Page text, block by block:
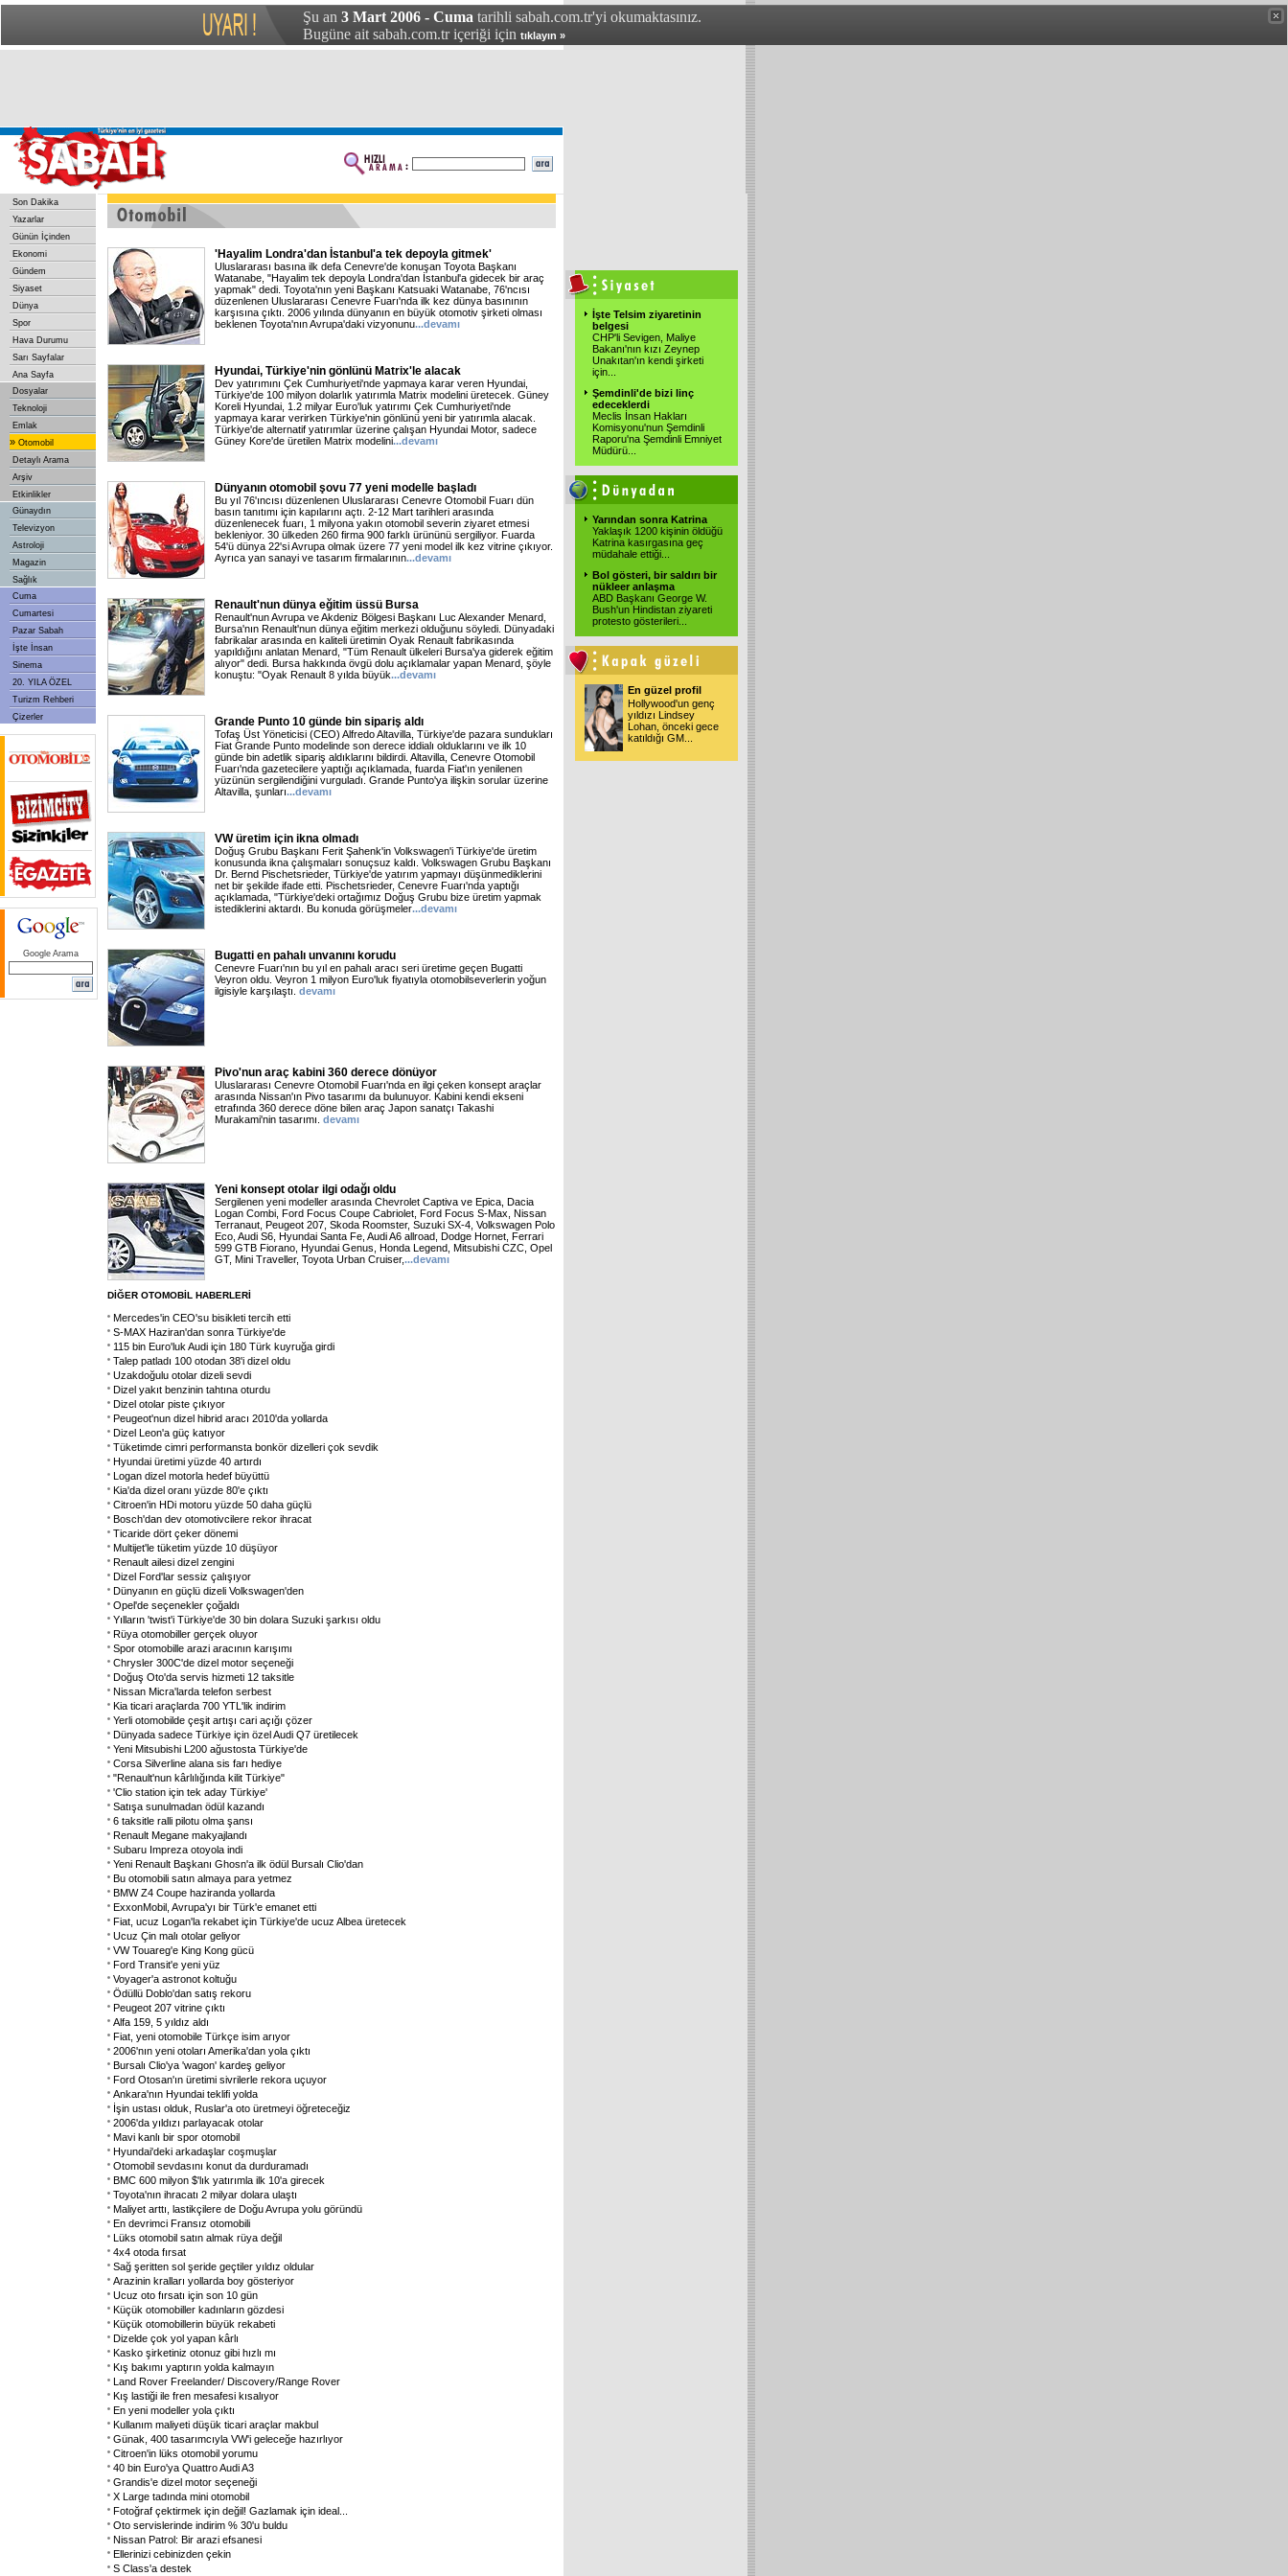
Şu an 3 Mart 2006 - Cuma tarihli sabah.com.tr'yi okumaktasınız.
Bugüne ait sabah.com.tr içeriği için tıklayın »
Son Dakika
Yazarlar
Günün İçinden
Ekonomi
Gündem
Siyaset
Dünya
Spor
Hava Durumu
Sarı Sayfalar
Ana Sayfa
Dosyalar
Teknoloji
Emlak
» Otomobil
Detaylı Arama
Arşiv
Etkinlikler
Günaydın
Televizyon
Astroloji
Magazin
Sağlık
Cuma
Cumartesi
Pazar Sabah
İşte İnsan
Sinema
20. YILA ÖZEL
Turizm Rehberi
Çizerler
Google Arama
'Hayalim Londra'dan İstanbul'a tek depoyla gitmek'
Uluslararası basına ilk defa Cenevre'de konuşan Toyota Başkanı
Watanabe, "Hayalim tek depoyla Londra'dan İstanbul'a gidecek bir araç
yapmak" dedi. Toyota'nın yeni Başkanı Katsuaki Watanabe, 76'ncısı
düzenlenen Uluslararası Cenevre Fuarı'nda ilk kez dünya basınının
karşısına çıktı. 2006 yılında dünyanın en büyük otomotiv şirketi olması
beklenen Toyota'nın Avrupa'daki vizyonunu...devamı
Hyundai, Türkiye'nin gönlünü Matrix'le alacak
Dev yatırımını Çek Cumhuriyeti'nde yapmaya karar veren Hyundai,
Türkiye'de 100 milyon dolarlık yatırımla Matrix modelini üretecek. Güney
Koreli Hyundai, 1.2 milyar Euro'luk yatırımı Çek Cumhuriyeti'nde
yapmaya karar verirken Türkiye'nin gönlünü yeni bir yatırımla alacak.
Türkiye'de alternatif yatırımlar üzerine çalışan Hyundai Motor, sadece
Güney Kore'de üretilen Matrix modelini...devamı
Dünyanın otomobil şovu 77 yeni modelle başladı
Bu yıl 76'ıncısı düzenlenen Uluslararası Cenevre Otomobil Fuarı dün
basın tanıtımı için kapılarını açtı. 2-12 Mart tarihleri arasında
düzenlenecek fuarı, 1 milyona yakın otomobil severin ziyaret etmesi
bekleniyor. 30 ülkeden 260 firma 900 farklı ürününü sergiliyor. Fuarda
54'ü dünya 22'si Avrupa olmak üzere 77 yeni model ilk kez vitrine çıkıyor.
Ayrıca yan sanayi ve tasarım firmalarının...devamı
Renault'nun dünya eğitim üssü Bursa
Renault'nun Avrupa ve Akdeniz Bölgesi Başkanı Luc Alexander Menard,
Bursa'nın Renault'nun dünya eğitim merkezi olduğunu söyledi. Dünyadaki
fabrikalar arasında en kaliteli üretimin Oyak Renault fabrikasında
yapıldığını anlatan Menard, "Tüm Renault ülkeleri Bursa'ya giderek eğitim
alıyor" dedi. Bursa hakkında övgü dolu açıklamalar yapan Menard, şöyle
konuştu: "Oyak Renault 8 yılda büyük...devamı
Grande Punto 10 günde bin sipariş aldı
Tofaş Üst Yöneticisi (CEO) Alfredo Altavilla, Türkiye'de pazara sundukları
Fiat Grande Punto modelinde son derece iddialı olduklarını ve ilk 10
günde bin adetlik sipariş aldıklarını bildirdi. Altavilla, Cenevre Otomobil
Fuarı'nda gazetecilere yaptığı açıklamada, fuarda Fiat'ın yenilenen
yüzünün sergilendiğini vurguladı. Grande Punto'ya ilişkin sorular üzerine
Altavilla, şunları...devamı
VW üretim için ikna olmadı
Doğuş Grubu Başkanı Ferit Şahenk'in Volkswagen'i Türkiye'de üretim
konusunda ikna çalışmaları sonuçsuz kaldı. Volkswagen Grubu Başkanı
Dr. Bernd Pischetsrieder, Türkiye'de yatırım yapmayı düşünmediklerini
net bir şekilde ifade etti. Pischetsrieder, Cenevre Fuarı'nda yaptığı
açıklamada, "Türkiye'deki ortağımız Doğuş Grubu bize üretim yapmak
istediklerini aktardı. Bu konuda görüşmeler...devamı
Bugatti en pahalı unvanını korudu
Cenevre Fuarı'nın bu yıl en pahalı aracı seri üretime geçen Bugatti
Veyron oldu. Veyron 1 milyon Euro'luk fiyatıyla otomobilseverlerin yoğun
ilgisiyle karşılaştı. devamı
Pivo'nun araç kabini 360 derece dönüyor
Uluslararası Cenevre Otomobil Fuarı'nda en ilgi çeken konsept araçlar
arasında Nissan'ın Pivo tasarımı da bulunuyor. Kabini kendi ekseni
etrafında 360 derece döne bilen araç Japon sanatçı Takashi
Murakami'nin tasarımı. devamı
Yeni konsept otolar ilgi odağı oldu
Sergilenen yeni modeller arasında Chevrolet Captiva ve Epica, Dacia
Logan Combi, Ford Focus Coupe Cabriolet, Ford Focus S-Max, Nissan
Terranaut, Peugeot 207, Skoda Roomster, Suzuki SX-4, Volkswagen Polo
Eco, Audi S6, Hyundai Santa Fe, Audi A6 allroad, Dodge Hornet, Ferrari
599 GTB Fiorano, Hyundai Genus, Honda Legend, Mitsubishi CZC, Opel
GT, Mini Traveller, Toyota Urban Cruiser,...devamı
DİĞER OTOMOBİL HABERLERİ
Mercedes'in CEO'su bisikleti tercih etti
S-MAX Haziran'dan sonra Türkiye'de
115 bin Euro'luk Audi için 180 Türk kuyruğa girdi
Talep patladı 100 otodan 38'i dizel oldu
Uzakdoğulu otolar dizeli sevdi
Dizel yakıt benzinin tahtına oturdu
Dizel otolar piste çıkıyor
Peugeot'nun dizel hibrid aracı 2010'da yollarda
Dizel Leon'a güç katıyor
Tüketimde cimri performansta bonkör dizelleri çok sevdik
Hyundai üretimi yüzde 40 artırdı
Logan dizel motorla hedef büyüttü
Kia'da dizel oranı yüzde 80'e çıktı
Citroen'in HDi motoru yüzde 50 daha güçlü
Bosch'dan dev otomotivcilere rekor ihracat
Ticaride dört çeker dönemi
Multijet'le tüketim yüzde 10 düşüyor
Renault ailesi dizel zengini
Dizel Ford'lar sessiz çalışıyor
Dünyanın en güçlü dizeli Volkswagen'den
Opel'de seçenekler çoğaldı
Yılların 'twist'i Türkiye'de 30 bin dolara Suzuki şarkısı oldu
Rüya otomobiller gerçek oluyor
Spor otomobille arazi aracının karışımı
Chrysler 300C'de dizel motor seçeneği
Doğuş Oto'da servis hizmeti 12 taksitle
Nissan Micra'larda telefon serbest
Kia ticari araçlarda 700 YTL'lik indirim
Yerli otomobilde çeşit artışı cari açığı çözer
Dünyada sadece Türkiye için özel Audi Q7 üretilecek
Yeni Mitsubishi L200 ağustosta Türkiye'de
Corsa Silverline alana sis farı hediye
"Renault'nun kârlılığında kilit Türkiye"
'Clio station için tek aday Türkiye'
Satışa sunulmadan ödül kazandı
6 taksitle ralli pilotu olma şansı
Renault Megane makyajlandı
Subaru Impreza otoyola indi
Yeni Renault Başkanı Ghosn'a ilk ödül Bursalı Clio'dan
Bu otomobili satın almaya para yetmez
BMW Z4 Coupe haziranda yollarda
ExxonMobil, Avrupa'yı bir Türk'e emanet etti
Fiat, ucuz Logan'la rekabet için Türkiye'de ucuz Albea üretecek
Ucuz Çin malı otolar geliyor
VW Touareg'e King Kong gücü
Ford Transit'e yeni yüz
Voyager'a astronot koltuğu
Ödüllü Doblo'dan satış rekoru
Peugeot 207 vitrine çıktı
Alfa 159, 5 yıldız aldı
Fiat, yeni otomobile Türkçe isim arıyor
2006'nın yeni otoları Amerika'dan yola çıktı
Bursalı Clio'ya 'wagon' kardeş geliyor
Ford Otosan'ın üretimi sivrilerle rekora uçuyor
Ankara'nın Hyundai teklifi yolda
İşin ustası olduk, Ruslar'a oto üretmeyi öğreteceğiz
2006'da yıldızı parlayacak otolar
Mavi kanlı bir spor otomobil
Hyundai'deki arkadaşlar coşmuşlar
Otomobil sevdasını konut da durduramadı
BMC 600 milyon $'lık yatırımla ilk 10'a girecek
Toyota'nın ihracatı 2 milyar dolara ulaştı
Maliyet arttı, lastikçilere de Doğu Avrupa yolu göründü
En devrimci Fransız otomobili
Lüks otomobil satın almak rüya değil
4x4 otoda fırsat
Sağ şeritten sol şeride geçtiler yıldız oldular
Arazinin kralları yollarda boy gösteriyor
Ucuz oto fırsatı için son 10 gün
Küçük otomobiller kadınların gözdesi
Küçük otomobillerin büyük rekabeti
Dizelde çok yol yapan kârlı
Kasko şirketiniz otonuz gibi hızlı mı
Kış bakımı yaptırın yolda kalmayın
Land Rover Freelander/ Discovery/Range Rover
Kış lastiği ile fren mesafesi kısalıyor
En yeni modeller yola çıktı
Kullanım maliyeti düşük ticari araçlar makbul
Günak, 400 tasarımcıyla VW'i geleceğe hazırlıyor
Citroen'in lüks otomobil yorumu
40 bin Euro'ya Quattro Audi A3
Grandis'e dizel motor seçeneği
X Large tadında mini otomobil
Fotoğraf çektirmek için değil! Gazlamak için ideal...
Oto servislerinde indirim % 30'u buldu
Nissan Patrol: Bir arazi efsanesi
Ellerinizi cebinizden çekin
S Class'a destek
İşte Telsim ziyaretinin
belgesi
CHP'li Sevigen, Maliye
Bakanı'nın kızı Zeynep
Unakıtan'ın kendi şirketi
için...
Şemdinli'de bizi linç
edeceklerdi
Meclis İnsan Hakları
Komisyonu'nun Şemdinli
Raporu'na Şemdinli Emniyet
Müdürü...
Yarından sonra Katrina
Yaklaşık 1200 kişinin öldüğü
Katrina kasırgasına geç
müdahale ettiği...
Bol gösteri, bir saldırı bir
nükleer anlaşma
ABD Başkanı George W.
Bush'un Hindistan ziyareti
protesto gösterileri...
En güzel profil
Hollywood'un genç
yıldızı Lindsey
Lohan, önceki gece
katıldığı GM...